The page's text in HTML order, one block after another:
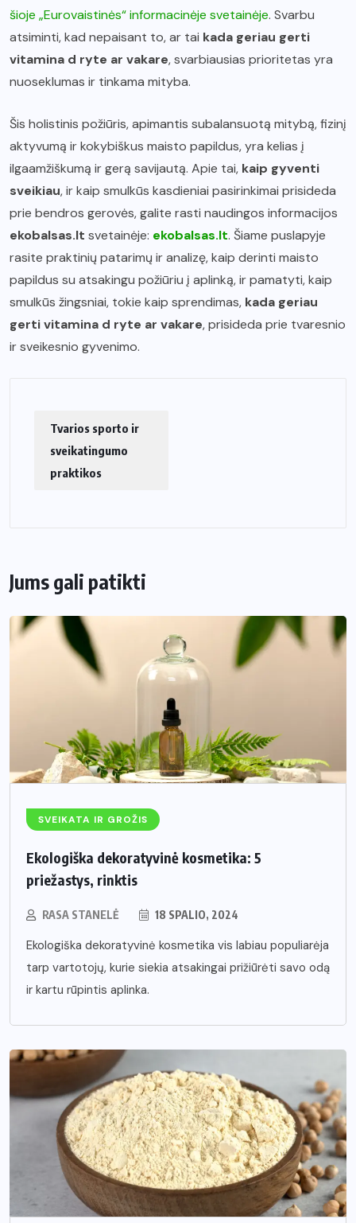
šioje „Eurovaistinės“ informacinėje svetainėje. Svarbu
atsiminti, kad nepaisant to, ar tai kada geriau gerti
vitamina d ryte ar vakare, svarbiausias prioritetas yra
nuoseklumas ir tinkama mityba.
Šis holistinis požiūris, apimantis subalansuotą mitybą, fizinį
aktyvumą ir kokybiškus maisto papildus, yra kelias į
ilgaamžiškumą ir gerą savijautą. Apie tai, kaip gyventi
sveikiau, ir kaip smulkūs kasdieniai pasirinkimai prisideda
prie bendros gerovės, galite rasti naudingos informacijos
ekobalsas.lt svetainėje: ekobalsas.lt. Šiame puslapyje
rasite praktinių patarimų ir analizę, kaip derinti maisto
papildus su atsakingu požiūriu į aplinką, ir pamatyti, kaip
smulkūs žingsniai, tokie kaip sprendimas, kada geriau
gerti vitamina d ryte ar vakare, prisideda prie tvaresnio
ir sveikesnio gyvenimo.
Tvarios sporto ir
sveikatingumo
praktikos
Jums gali patikti
SVEIKATA IR GROŽIS
Ekologiška dekoratyvinė kosmetika: 5
priežastys, rinktis
RASA STANELĖ 18 SPALIO, 2024
Ekologiška dekoratyvinė kosmetika vis labiau populiarėja
tarp vartotojų, kurie siekia atsakingai prižiūrėti savo odą
ir kartu rūpintis aplinka.